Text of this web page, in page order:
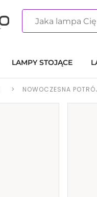
LAMPY STOJĄCE
> NOWOCZESNA